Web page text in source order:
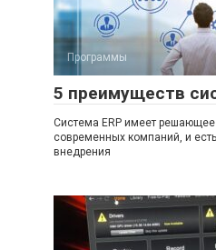
Программы
5 преимуществ
Система ERP имеет
современных компаний, и
внедрения